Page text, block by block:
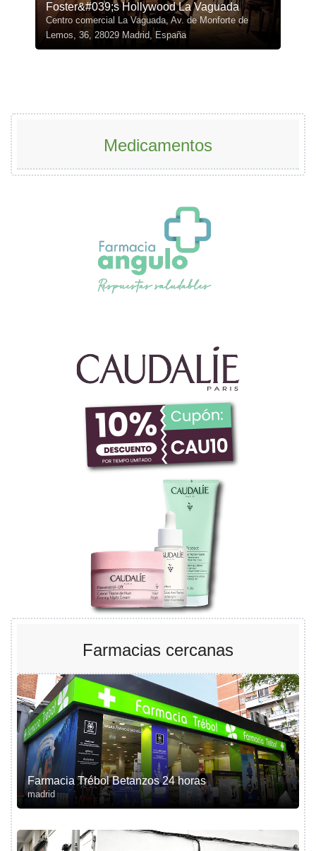
Foster&#039;s Hollywood La Vaguada
Centro comercial La Vaguada, Av. de Monforte de
Lemos, 36, 28029 Madrid, España
Medicamentos
Farmacias cercanas
Farmacia Trébol Betanzos 24 horas
madrid